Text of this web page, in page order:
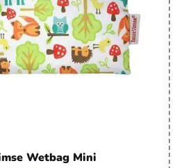
Wetbag Mini